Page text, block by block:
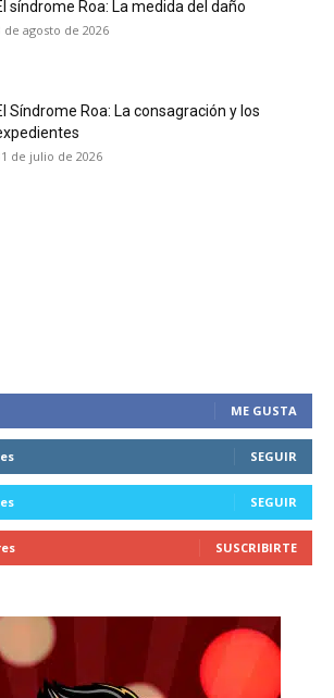
síndrome Roa: La medida del daño
de agosto de 2026
Síndrome Roa: La consagración y los
de julio de 2026
ME GUSTA
SEGUIR
SEGUIR
SUSCRIBIRTE